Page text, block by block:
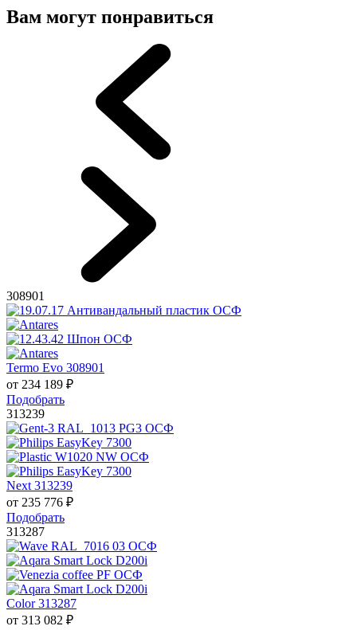
Вам могут понравиться
308901
Termo Evo 308901
от 234 189 ₽
Подобрать
313239
Next 313239
от 235 776 ₽
Подобрать
313287
Color 313287
от 313 082 ₽